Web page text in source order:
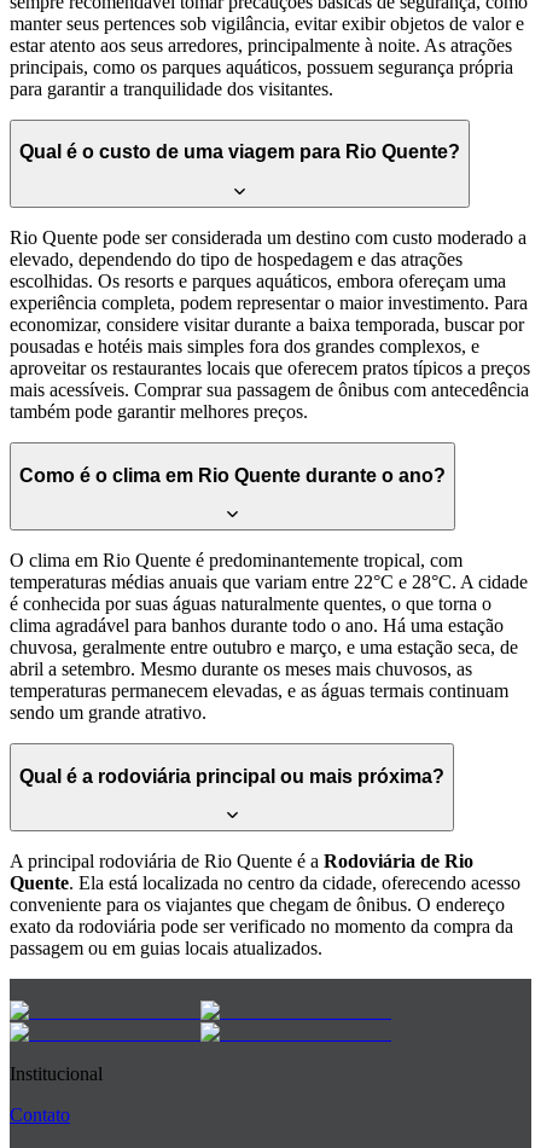
manter seus pertences sob vigilância, evitar exibir objetos de valor e
estar atento aos seus arredores, principalmente à noite. As atrações
principais, como os parques aquáticos, possuem segurança própria
para garantir a tranquilidade dos visitantes.
Qual é o custo de uma viagem para Rio Quente?
Rio Quente pode ser considerada um destino com custo moderado a
elevado, dependendo do tipo de hospedagem e das atrações
escolhidas. Os resorts e parques aquáticos, embora ofereçam uma
experiência completa, podem representar o maior investimento. Para
economizar, considere visitar durante a baixa temporada, buscar por
pousadas e hotéis mais simples fora dos grandes complexos, e
aproveitar os restaurantes locais que oferecem pratos típicos a preços
mais acessíveis. Comprar sua passagem de ônibus com antecedência
também pode garantir melhores preços.
Como é o clima em Rio Quente durante o ano?
O clima em Rio Quente é predominantemente tropical, com
temperaturas médias anuais que variam entre 22°C e 28°C. A cidade
é conhecida por suas águas naturalmente quentes, o que torna o
clima agradável para banhos durante todo o ano. Há uma estação
chuvosa, geralmente entre outubro e março, e uma estação seca, de
abril a setembro. Mesmo durante os meses mais chuvosos, as
temperaturas permanecem elevadas, e as águas termais continuam
sendo um grande atrativo.
Qual é a rodoviária principal ou mais próxima?
A principal rodoviária de Rio Quente é a Rodoviária de Rio
Quente. Ela está localizada no centro da cidade, oferecendo acesso
conveniente para os viajantes que chegam de ônibus. O endereço
exato da rodoviária pode ser verificado no momento da compra da
passagem ou em guias locais atualizados.
Institucional
Contato